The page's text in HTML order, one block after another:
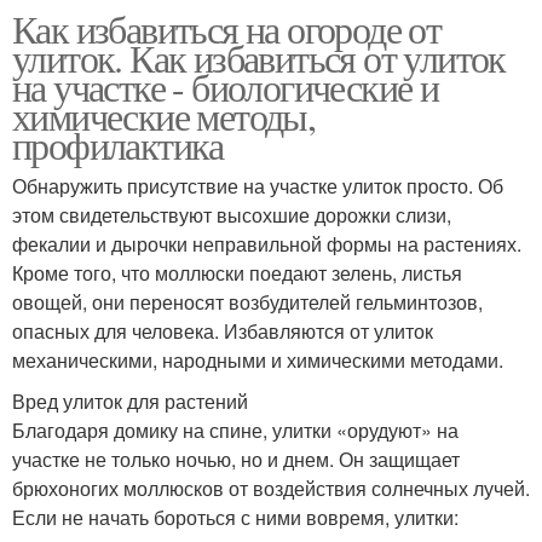
Как избавиться на огороде от
улиток. Как избавиться от улиток
на участке - биологические и
химические методы,
профилактика
Обнаружить присутствие на участке улиток просто. Об
этом свидетельствуют высохшие дорожки слизи,
фекалии и дырочки неправильной формы на растениях.
Кроме того, что моллюски поедают зелень, листья
овощей, они переносят возбудителей гельминтозов,
опасных для человека. Избавляются от улиток
механическими, народными и химическими методами.
Вред улиток для растений
Благодаря домику на спине, улитки «орудуют» на
участке не только ночью, но и днем. Он защищает
брюхоногих моллюсков от воздействия солнечных лучей.
Если не начать бороться с ними вовремя, улитки: